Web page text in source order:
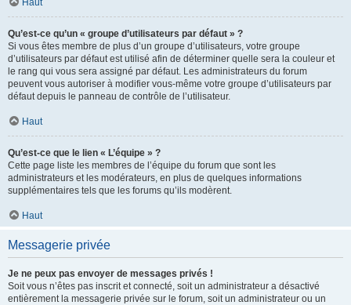
Haut
Qu’est-ce qu’un « groupe d’utilisateurs par défaut » ?
Si vous êtes membre de plus d’un groupe d’utilisateurs, votre groupe
d’utilisateurs par défaut est utilisé afin de déterminer quelle sera la couleur et
le rang qui vous sera assigné par défaut. Les administrateurs du forum
peuvent vous autoriser à modifier vous-même votre groupe d’utilisateurs par
défaut depuis le panneau de contrôle de l’utilisateur.
Haut
Qu’est-ce que le lien « L’équipe » ?
Cette page liste les membres de l’équipe du forum que sont les
administrateurs et les modérateurs, en plus de quelques informations
supplémentaires tels que les forums qu’ils modèrent.
Haut
Messagerie privée
Je ne peux pas envoyer de messages privés !
Soit vous n’êtes pas inscrit et connecté, soit un administrateur a désactivé
entièrement la messagerie privée sur le forum, soit un administrateur ou un